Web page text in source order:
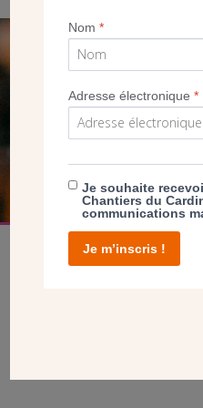
SEUL VOTRE DON
NOUS PERMET
FAIRE
Nom*
Adresse électronique*
Je souhaite
Chantiers du
communications
Je m’inscris !